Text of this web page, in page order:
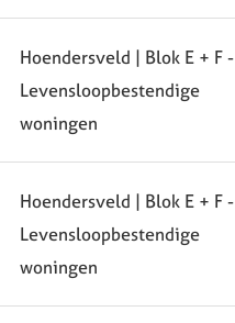
Hoendersveld | Blok E + F -
Levensloopbestendige
woningen
Hoendersveld | Blok E + F -
Levensloopbestendige
woningen